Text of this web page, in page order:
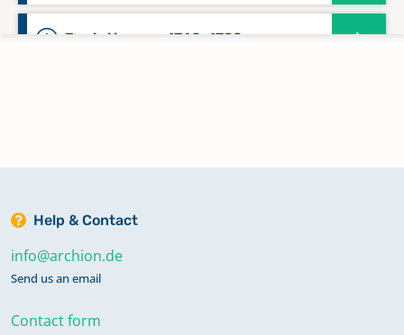
Bestattungen 1740-1792
Bestattungen 1895-1951
Bestattungen 1952-1991
Help & Contact
info@archion.de
Send us an email
Contact form